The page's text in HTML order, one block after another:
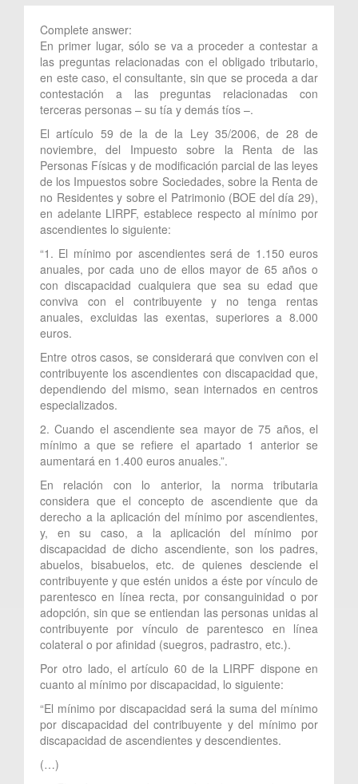
Complete answer:
En primer lugar, sólo se va a proceder a contestar a
las preguntas relacionadas con el obligado tributario,
en este caso, el consultante, sin que se proceda a dar
contestación a las preguntas relacionadas con
terceras personas – su tía y demás tíos –.
El artículo 59 de la de la Ley 35/2006, de 28 de
noviembre, del Impuesto sobre la Renta de las
Personas Físicas y de modificación parcial de las leyes
de los Impuestos sobre Sociedades, sobre la Renta de
no Residentes y sobre el Patrimonio (BOE del día 29),
en adelante LIRPF, establece respecto al mínimo por
ascendientes lo siguiente:
“1. El mínimo por ascendientes será de 1.150 euros
anuales, por cada uno de ellos mayor de 65 años o
con discapacidad cualquiera que sea su edad que
conviva con el contribuyente y no tenga rentas
anuales, excluidas las exentas, superiores a 8.000
euros.
Entre otros casos, se considerará que conviven con el
contribuyente los ascendientes con discapacidad que,
dependiendo del mismo, sean internados en centros
especializados.
2. Cuando el ascendiente sea mayor de 75 años, el
mínimo a que se refiere el apartado 1 anterior se
aumentará en 1.400 euros anuales.”.
En relación con lo anterior, la norma tributaria
considera que el concepto de ascendiente que da
derecho a la aplicación del mínimo por ascendientes,
y, en su caso, a la aplicación del mínimo por
discapacidad de dicho ascendiente, son los padres,
abuelos, bisabuelos, etc. de quienes desciende el
contribuyente y que estén unidos a éste por vínculo de
parentesco en línea recta, por consanguinidad o por
adopción, sin que se entiendan las personas unidas al
contribuyente por vínculo de parentesco en línea
colateral o por afinidad (suegros, padrastro, etc.).
Por otro lado, el artículo 60 de la LIRPF dispone en
cuanto al mínimo por discapacidad, lo siguiente:
“El mínimo por discapacidad será la suma del mínimo
por discapacidad del contribuyente y del mínimo por
discapacidad de ascendientes y descendientes.
(…)